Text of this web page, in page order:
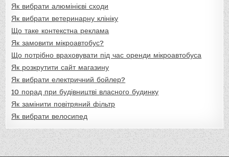
Як вибрати алюмінієві сходи
Як вибрати ветеринарну клініку
Що таке контекстна реклама
Як замовити мікроавтобус?
Що потрібно враховувати під час оренди мікроавтобуса
Як розкрутити сайт магазину
Як вибрати електричний бойлер?
10 порад при будівництві власного будинку
Як замінити повітряний фільтр
Як вибрати велосипед